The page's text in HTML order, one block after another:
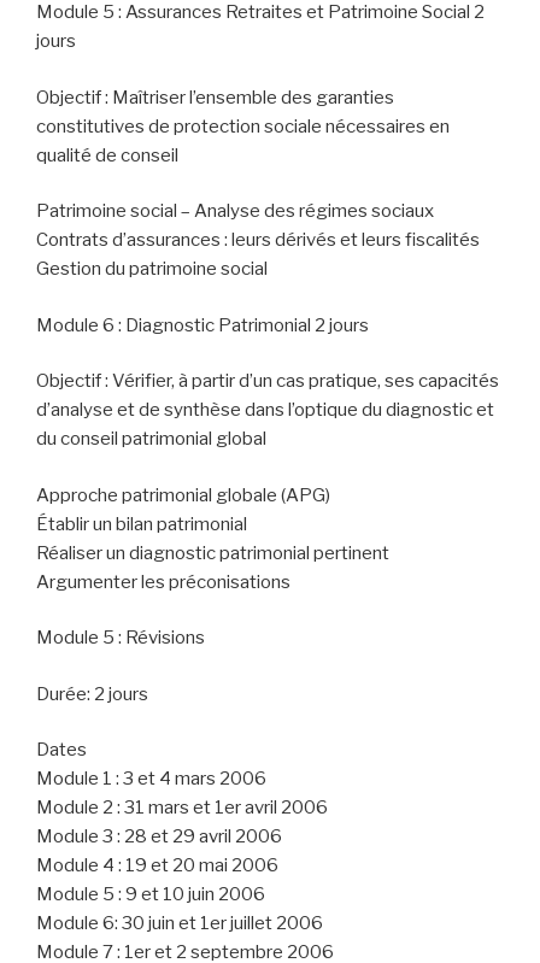
Module 5 : Assurances Retraites et Patrimoine Social 2
jours
Objectif : Maîtriser l’ensemble des garanties
constitutives de protection sociale nécessaires en
qualité de conseil
Patrimoine social – Analyse des régimes sociaux
Contrats d’assurances : leurs dérivés et leurs fiscalités
Gestion du patrimoine social
Module 6 : Diagnostic Patrimonial 2 jours
Objectif : Vérifier, à partir d’un cas pratique, ses capacités
d’analyse et de synthèse dans l’optique du diagnostic et
du conseil patrimonial global
Approche patrimonial globale (APG)
Établir un bilan patrimonial
Réaliser un diagnostic patrimonial pertinent
Argumenter les préconisations
Module 5 : Révisions
Durée: 2 jours
Dates
Module 1 : 3 et 4 mars 2006
Module 2 : 31 mars et 1er avril 2006
Module 3 : 28 et 29 avril 2006
Module 4 : 19 et 20 mai 2006
Module 5 : 9 et 10 juin 2006
Module 6: 30 juin et 1er juillet 2006
Module 7 : 1er et 2 septembre 2006